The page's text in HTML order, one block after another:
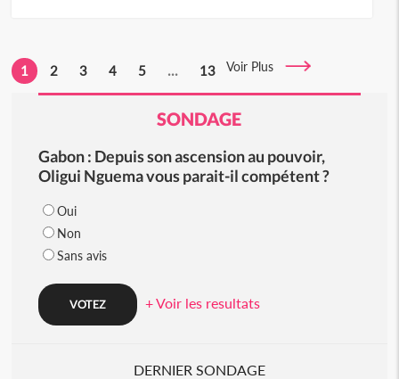
1 2 3 4 5 ... 13 Voir Plus
SONDAGE
Gabon : Depuis son ascension au pouvoir,
Oligui Nguema vous parait-il compétent ?
Oui
Non
Sans avis
+ Voir les resultats
DERNIER SONDAGE